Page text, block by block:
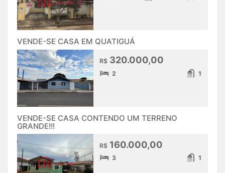
VENDE-SE CASA EM QUATIGUÁ
R$ 320.000,00
2 1
VENDE-SE CASA CONTENDO UM TERRENO
GRANDE!!!
R$ 160.000,00
3 1